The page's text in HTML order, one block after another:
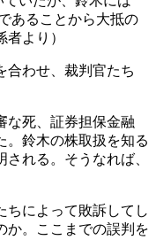
あることから大抵の
より）
合わせ、裁判官たち
な死、証券担保金融
。鈴木の株取扱を知る
れる。そうなれば、
ちによって敗訴してし
か。ここまでの誤判を